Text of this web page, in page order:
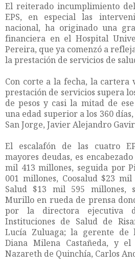
El reiterado incumplimiento
EPS, en especial las
nacional, ha originado una
financiera en el Hospital
Pereira, que ya comenzó a
la prestación de servicios de
Con corte a la fecha, la cartera
prestación de servicios supera
de pesos y casi la mitad de
una edad superior a los 360
San Jorge, Javier Alejandro
El escalafón de las cuatro
mayores deudas, es
mil 413 millones, seguida por
001 millones, Coosalud $23
Salud $13 mil 595 millones,
Murillo en rueda de prensa
por la directora ejecutiva
Instituciones de Salud de
Lucía Zuluaga; la gerente de
Diana Milena Castañeda, y
Nazareth de Quinchía, Carlos